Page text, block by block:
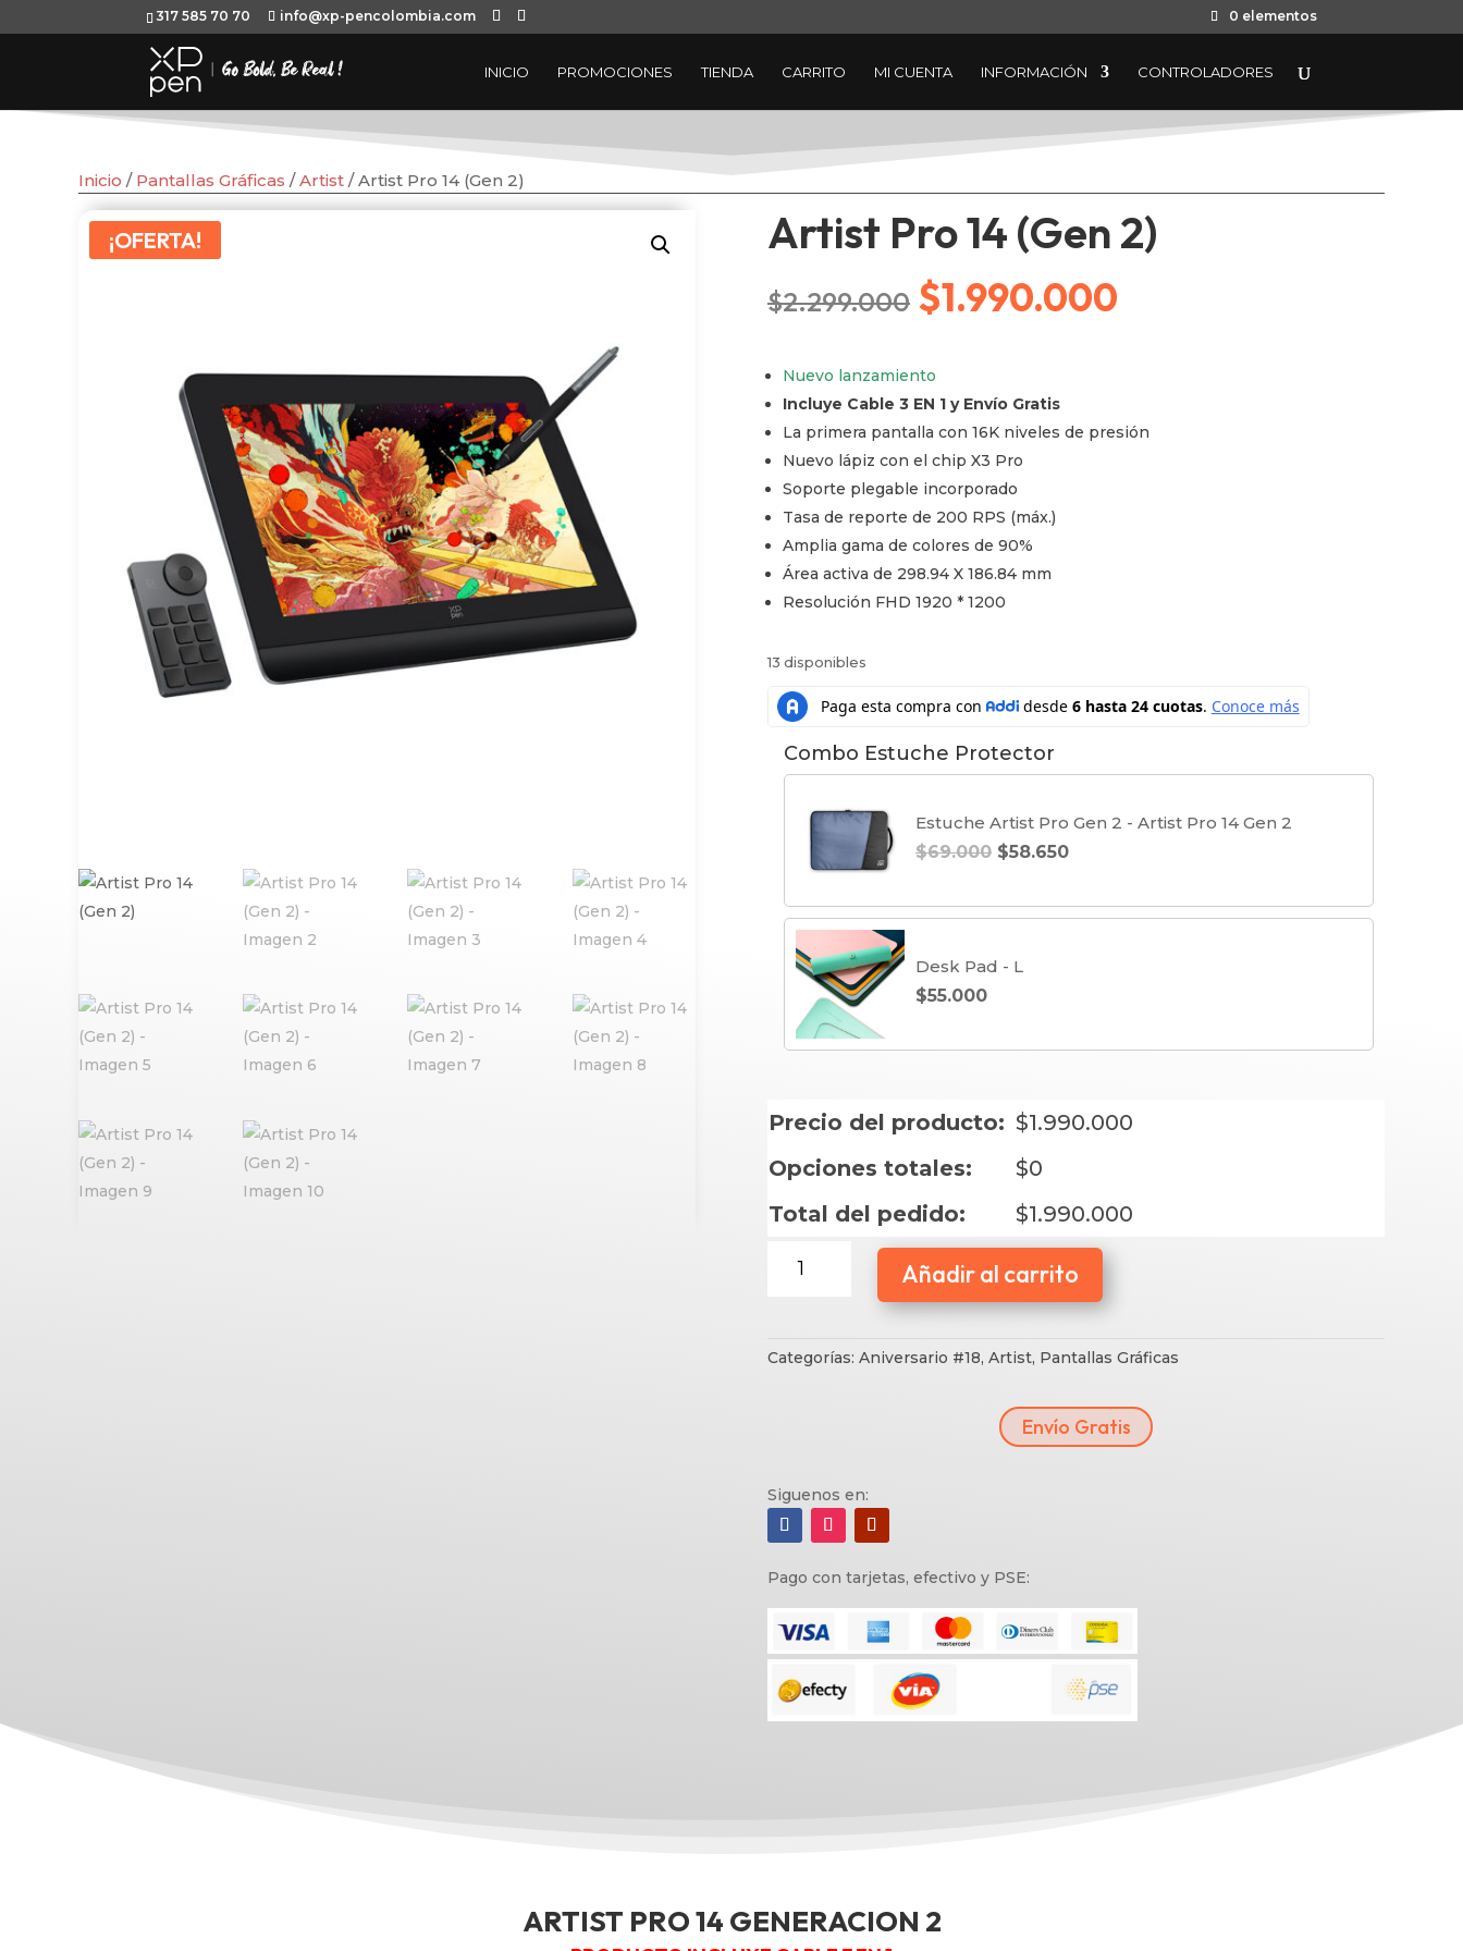
317 585 70 70 info@xp-pencolombia.com 0 elementos
INICIO PROMOCIONES TIENDA CARRITO MI CUENTA INFORMACIÓN CONTROLADORES
Inicio / Pantallas Gráficas /Artist / Artist Pro 14 (Gen 2)
¡OFERTA! Artist Pro 14 (Gen 2)
$2.299.000 El
precio
original
era:
$2.299.000.
$1.990.000
actual
Nuevo lanzamiento
Incluye Cable 3 EN 1 y Envío Gratis
La primera pantalla con 16K niveles de presión
Nuevo lápiz con el chip X3 Pro
Soporte plegable incorporado
Tasa de reporte de 200 RPS (máx.)
Amplia gama de colores de 90%
Área activa de 298.94 X 186.84 mm
Resolución FHD 1920 * 1200
13 disponibles
Combo Estuche Protector
Estuche Artist Pro Gen 2 - Artist Pro 14 Gen 2
$69.000 $58.650
Desk Pad - L
$55.000
Precio del producto: $1.990.000
Opciones totales:
$0
Total del pedido:
$1.990.000
Pro
2)
Añadir al carrito
Categorías: Aniversario #18, Artist, Pantallas Gráficas
Envío Gratis
Siguenos en:
Pago con tarjetas, efectivo y PSE:
ARTIST PRO 14 GENERACION 2